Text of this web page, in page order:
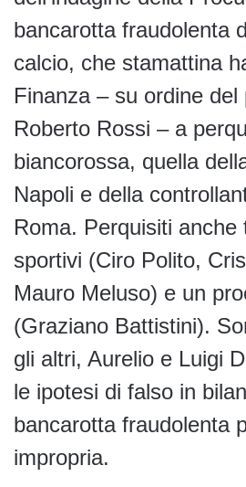
bancarotta fraudolenta
calcio, che stamattina
Finanza – su ordine del
Roberto Rossi – a
biancorossa, quella
Napoli e della
Roma. Perquisiti anche
sportivi (Ciro Polito,
Mauro Meluso) e un
(Graziano Battistini).
gli altri, Aurelio e Luigi
le ipotesi di falso in
bancarotta fraudolenta
impropria.